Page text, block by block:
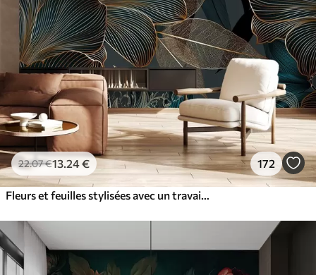
22.07€13 .24€ 172